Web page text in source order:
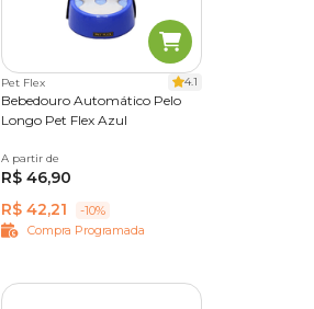
Pet Flex 4.1
Bebedouro Automático Pelo
Longo Pet Flex Azul
1,8 L
A partir de
R$ 46,90
R$ 42,21
-10%
Compra Programada